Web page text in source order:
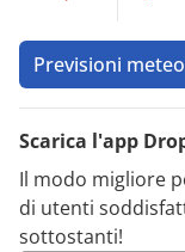
Previsioni
Scarica l'app
Il modo migliore
di utenti
sottostanti!